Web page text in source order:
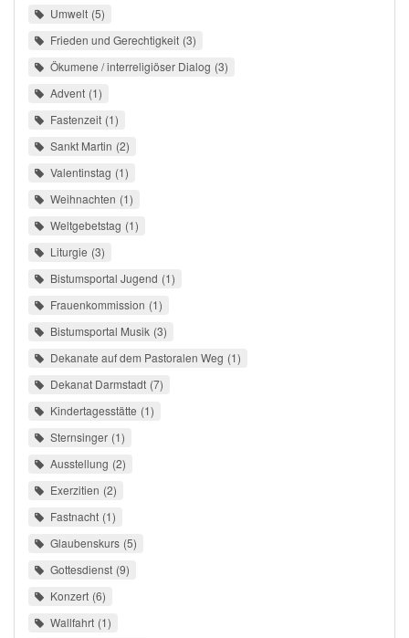
Umwelt 5
Frieden und Gerechtigkeit 3
Ökumene / interreligiöser Dialog 3
Advent 1
Fastenzeit 1
Sankt Martin 2
Valentinstag 1
Weihnachten 1
Weltgebetstag 1
Liturgie 3
Bistumsportal Jugend 1
Frauenkommission 1
Bistumsportal Musik 3
Dekanate auf dem Pastoralen Weg 1
Dekanat Darmstadt 7
Kindertagesstätte 1
Sternsinger 1
Ausstellung 2
Exerzitien 2
Fastnacht 1
Glaubenskurs 5
Gottesdienst 9
Konzert 6
Wallfahrt 1